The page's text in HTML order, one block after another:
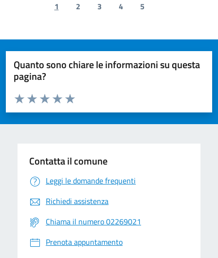
Previous page
1 2 3 4 5
Quanto sono chiare le informazioni su questa
pagina?
Valuta da 1 a 5 stelle la pagina
Valuta 5 stelle su 5
Valuta 4 stelle su 5
Valuta 3 stelle su 5
Valuta 2 stelle su 5
Valuta 1 stelle su 5
Contatta il comune
Leggi le domande frequenti
Richiedi assistenza
Chiama il numero 02269021
Prenota appuntamento